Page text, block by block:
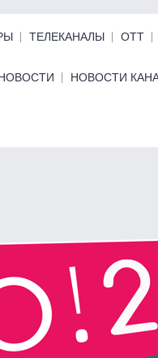
ТЕЛЕКАНАЛЫ ОТТ
НОВОСТИ